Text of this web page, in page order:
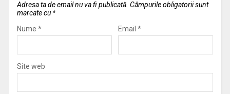
Adresa ta de email nu va fi publicată. Câmpurile obligatorii sunt
marcate cu *
Nume * Email *
Site web